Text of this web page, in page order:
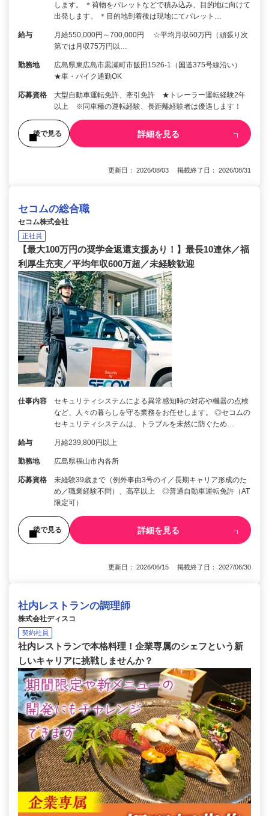
します。 ＊荷物をパレットなどで積み込み、目的地に向けて
出発します。 ＊目的地到着後は現地にてパレット…
給与
月給550,000円～700,000円 ☆平均月収60万円（頑張り次
第では月収75万円以…
勤務地
広島県東広島市黒瀬町市飯田1526-1（国道375号線沿い）
★車・バイク通勤OK
応募資格
大型自動車運転免許、牽引免許 ★トレーラー運転経験2年
以上 ※同車種の運転経験、長距離経験者は優遇します！
後で見る 詳細を見る
更新日： 2026/08/03 掲載終了日： 2026/08/31
セコムの総合職
セコム株式会社
正社員
【最大100万円の奨学金返還支援あり！】最長10連休／福
利厚生充実／平均年収600万超／未経験歓迎
仕事内容
セキュリティシステムによる異常感知時の対応や機器の点検
など、人々の暮らしを守る業務をお任せします。 ◎セコムの
セキュリティシステムは、トラブルを未然に防ぐため…
給与 月給239,800円以上
勤務地 広島県福山市内各所
応募資格
未経験39歳まで（例外事由3号のイ／長期キャリア形成のた
め／職業経験不問）、高卒以上 ◎普通自動車運転免許（AT
限定可）
後で見る 詳細を見る
更新日： 2026/06/15 掲載終了日： 2027/06/30
社内レストランの調理師
株式会社ディスコ
契約社員
社内レストランで本格料理！企業専属のシェフという新
しいキャリアに挑戦しませんか？